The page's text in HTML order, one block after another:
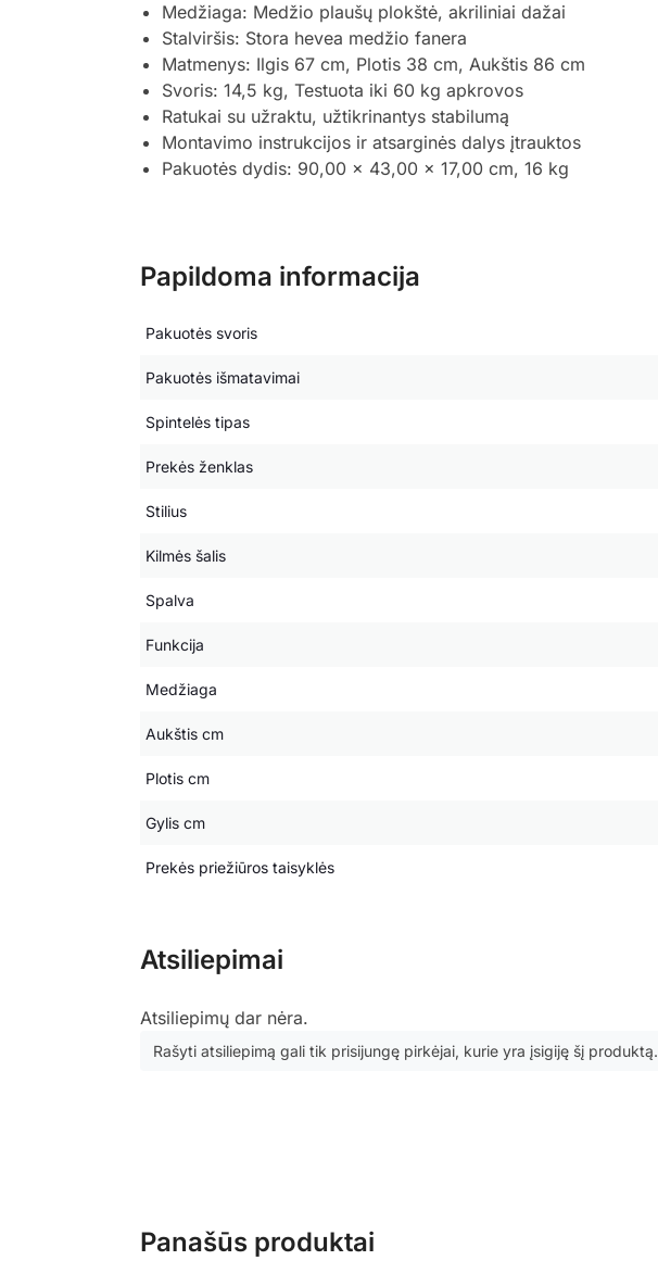
Medžiaga: Medžio plaušų plokštė, akriliniai dažai
Stalviršis: Stora hevea medžio fanera
Matmenys: Ilgis 67 cm, Plotis 38 cm, Aukštis 86 cm
Svoris: 14,5 kg, Testuota iki 60 kg apkrovos
Ratukai su užraktu, užtikrinantys stabilumą
Montavimo instrukcijos ir atsarginės dalys įtrauktos
Pakuotės dydis: 90,00 x 43,00 x 17,00 cm, 16 kg
Papildoma informacija
Pakuotės svoris
Pakuotės išmatavimai
Spintelės tipas
Prekės ženklas
Stilius
Kilmės šalis
Spalva
Funkcija
Medžiaga
Aukštis cm
Plotis cm
Gylis cm
Prekės priežiūros taisyklės
Atsiliepimai
Atsiliepimų dar nėra.
Rašyti atsiliepimą gali tik prisijungę pirkėjai, kurie yra įsigiję šį produktą.
Panašūs produktai